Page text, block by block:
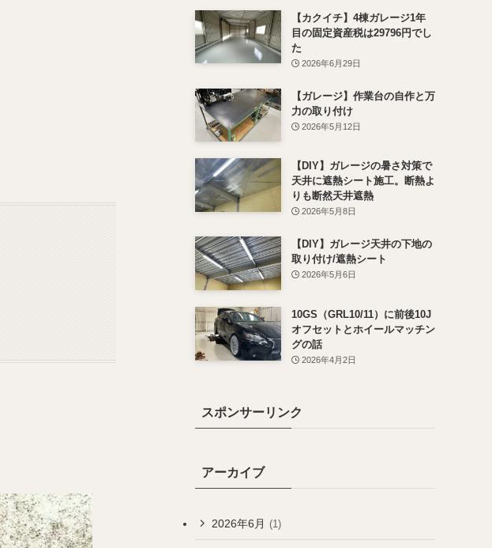
【カクイチ】4棟ガレージ1年
目の固定資産税は29796円でし
た
2026年6月29日
【ガレージ】作業台の自作と万
力の取り付け
2026年5月12日
【DIY】ガレージの暑さ対策で
天井に遮熱シート施工。断熱よ
りも断然天井遮熱
2026年5月8日
【DIY】ガレージ天井の下地の
取り付け/遮熱シート
2026年5月6日
10GS（GRL10/11）に前後10J
オフセットとホイールマッチン
グの話
2026年4月2日
スポンサーリンク
アーカイブ
2026年6月 (1)